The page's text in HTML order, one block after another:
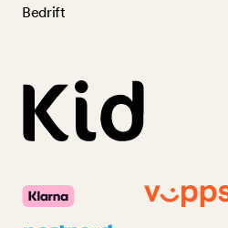
Bedrift